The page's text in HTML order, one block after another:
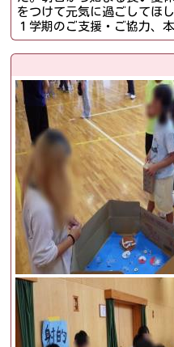
をつけて元気に過ごしてほ
１学期のご支援・ご協力、